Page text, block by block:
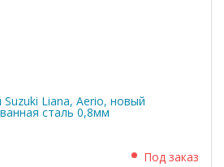
Liana, Aerio, новый
сталь 0,8мм
Под заказ